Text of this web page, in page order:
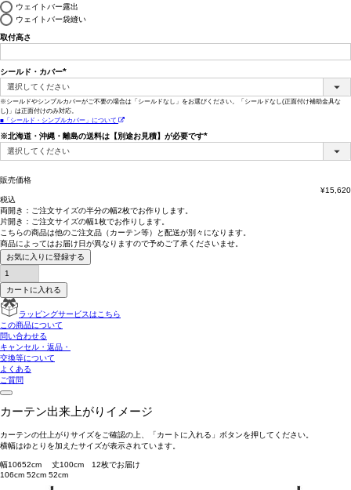
(必
須)
ウェイトバー露出
ウェイトバー袋縫い
取付高さ
シールド・カバー
(必
※シールドやシンプルカバーがご不要の場合は「シールドなし」をお選びください。「シールドなし(正面付け補助金具な
し)」は正面付けのみ対応。
■「シールド・シンプルカバー」について
※北海道・沖縄・離島の送料は【別途お見積】が必要です
販売価格
¥15,620
税込
両開き： ご注文サイズの半分の幅2枚でお作りします。
片開き： ご注文サイズの幅1枚でお作りします。
こちらの商品は他のご注文品（カーテン等）と配送が別々 になります。
商品によってはお届け日が異なりますので予めご了承くださいませ。
お気に入りに登録する
カートに入れる
ラッピングサービスはこちら
この商品について
問い合わせる
キャンセル・返品・
交換等について
よくある
ご質問
カーテン出来上がりイメージ
カーテンの仕上がりサイズをご確認の上、「カートに入れる」ボタンを押してください。
横幅はゆとりを加えたサイズが表示されています。
幅10652cm 丈100cm 12枚でお届け
106cm 52cm 52cm